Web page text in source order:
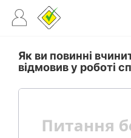
Як ви повинні
відмовив у роботі